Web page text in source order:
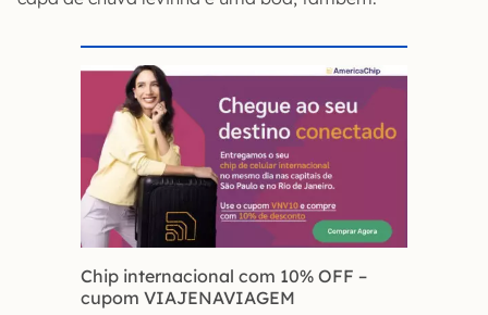
Chip internacional com 10% OFF –
cupom VIAJENAVIAGEM